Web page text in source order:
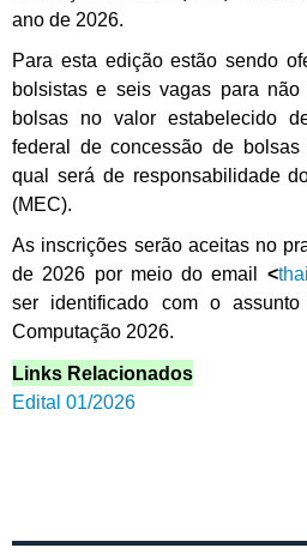
ano de 2026.
Para esta edição estão sendo
bolsistas e seis vagas para não
bolsas no valor estabelecido
federal de concessão de
qual será de responsabilidade
(MEC).
As inscrições serão aceitas no
de 2026 por meio do email <
ser identificado com o
Computação 2026.
Links Relacionados
Edital 01/2026